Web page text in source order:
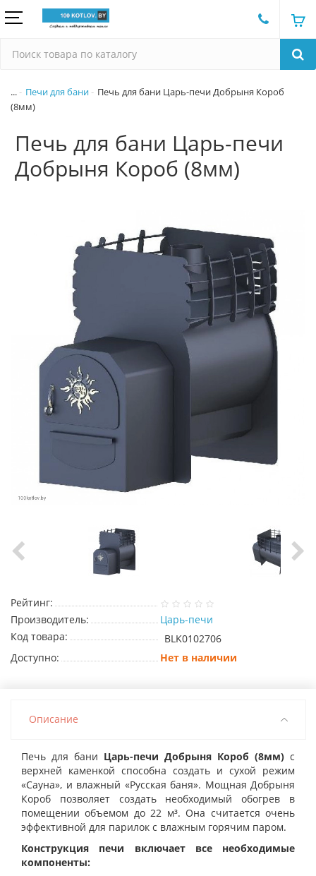
... Печи для бани
Печь для бани Царь-печи Добрыня Короб
(8мм)
Печь для бани Царь-печи
Добрыня Короб (8мм)
Рейтинг:
Производитель:
Царь-печи
Код товара:
BLK0102706
Доступно:
Нет в наличии
Описание
Печь для бани Царь-печи Добрыня Короб (8мм) с
верхней каменкой способна создать и сухой режим
«Сауна», и влажный «Русская баня». Мощная Добрыня
Короб позволяет создать необходимый обогрев в
помещении объемом до 22 м³. Она считается очень
эффективной для парилок с влажным горячим паром.
Конструкция печи включает все необходимые
компоненты: